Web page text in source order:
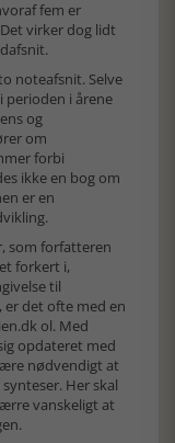
fem er
virker dog lidt
noteafsnit. Selve
perioden i årene
og
om
forbi
ikke en bog om
er en
som forfatteren
forkert i,
til
det ofte med en
ol. Med
opdateret med
nødvendigt at
Her skal
vanskeligt at